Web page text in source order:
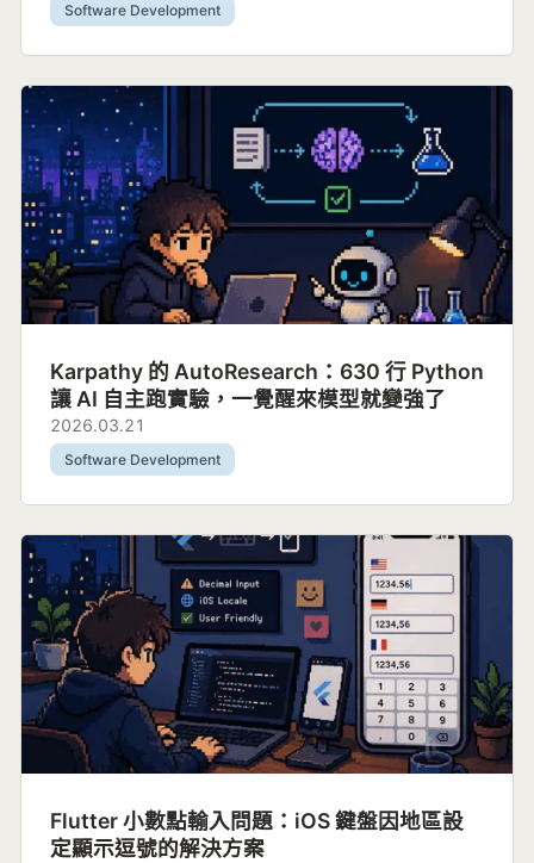
Software Development
Karpathy 的 AutoResearch：630 行 Python
讓 AI 自主跑實驗，一覺醒來模型就變強了
2026.03.21
Software Development
Flutter 小數點輸入問題：iOS 鍵盤因地區設
定顯示逗號的解決方案